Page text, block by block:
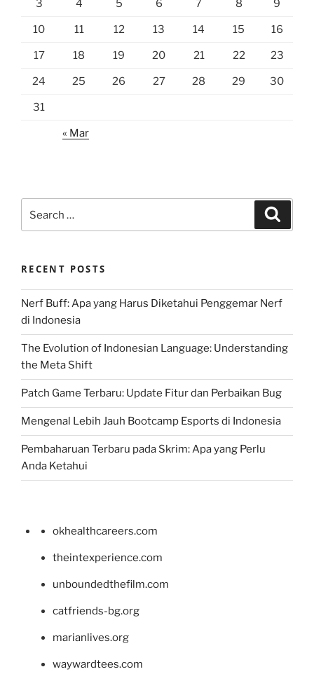
3 4 5 6 7 8 9
10 11 12 13 14 15 16
17 18 19 20 21 22 23
24 25 26 27 28 29 30
31
« Mar
for:
RECENT POSTS
Nerf Buff: Apa yang Harus Diketahui Penggemar Nerf
di Indonesia
The Evolution of Indonesian Language: Understanding
the Meta Shift
Patch Game Terbaru: Update Fitur dan Perbaikan Bug
Mengenal Lebih Jauh Bootcamp Esports di Indonesia
Pembaharuan Terbaru pada Skrim: Apa yang Perlu
Anda Ketahui
okhealthcareers.com
theintexperience.com
unboundedthefilm.com
catfriends-bg.org
marianlives.org
waywardtees.com